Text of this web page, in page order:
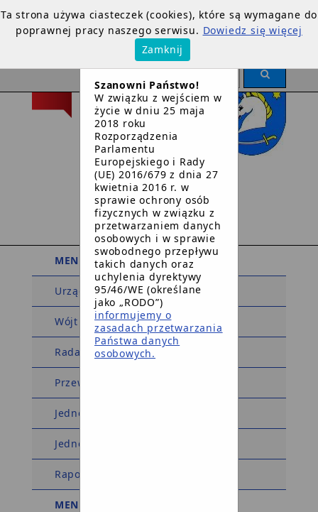
Urząd Gminy
w
Dziemianach
MENU PODMIOTOWE
Urząd Gminy
Wójt Gminy
Rada Gminy
Przewodniczący Rady Gminy
Jednostki organizacyjne
Jednostki pomocnicze
Raport o stanie gminy
MENU TEMATYCZNE
Ta strona używa ciasteczek (cookies), które są wymagane do
poprawnej pracy naszego serwisu. Dowiedz się więcej
Zamknij
×
OGŁOSZENIE
Szanowni Państwo!
W związku z wejściem w
życie w dniu 25 maja
2018 roku
Rozporządzenia
Parlamentu
Europejskiego i Rady
(UE) 2016/679 z dnia 27
kwietnia 2016 r. w
sprawie ochrony osób
fizycznych w związku z
przetwarzaniem danych
osobowych i w sprawie
swobodnego przepływu
takich danych oraz
uchylenia dyrektywy
95/46/WE (określane
jako „RODO”)
informujemy o
zasadach przetwarzania
Państwa danych
osobowych.